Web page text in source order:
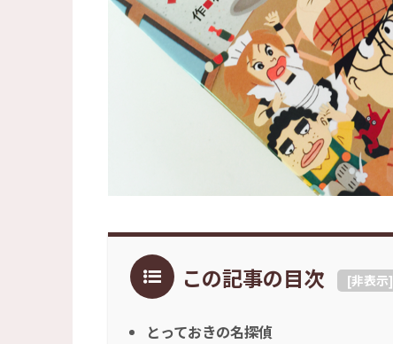
この記事の目次 [非表示]
とっておきの名探偵